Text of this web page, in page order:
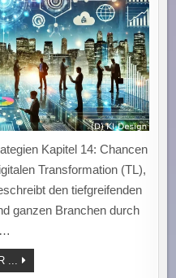
Kapitel 14: Chancen
Transformation (TL),
den tiefgreifenden
ganzen Branchen durch
... DIGITALE
TRANSFORMATION